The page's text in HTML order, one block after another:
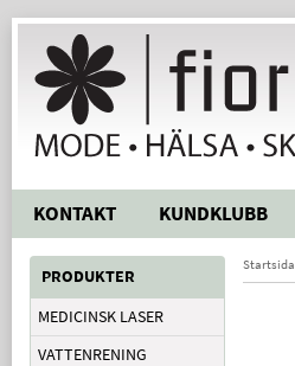
KONTAKT KUNDKLUBB
PRODUKTER
MEDICINSK LASER
VATTENRENING
Startsida